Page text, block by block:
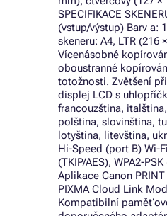
SPECIFIKACE
(vstup/výstup) Barv a:
skeneru: A4, LTR (216
Vícenásobné
oboustranné
totožnosti. Zvětšení
displej LCD s
francouzština,
polština, slovinština,
lotyština, litevština,
Hi-Speed (port B) Wi-
(TKIP/AES), WPA2-
Aplikace Canon
PIXMA Cloud Link
Kompatibilní